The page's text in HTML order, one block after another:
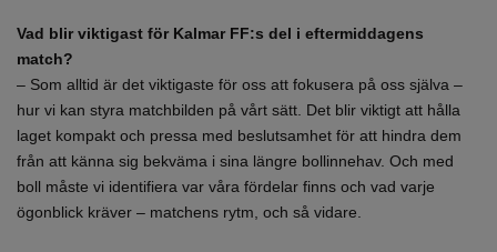
Vad blir viktigast för Kalmar FF:s del i eftermiddagens
match?
– Som alltid är det viktigaste för oss att fokusera på oss själva –
hur vi kan styra matchbilden på vårt sätt. Det blir viktigt att hålla
laget kompakt och pressa med beslutsamhet för att hindra dem
från att känna sig bekväma i sina längre bollinnehav. Och med
boll måste vi identifiera var våra fördelar finns och vad varje
ögonblick kräver – matchens rytm, och så vidare.